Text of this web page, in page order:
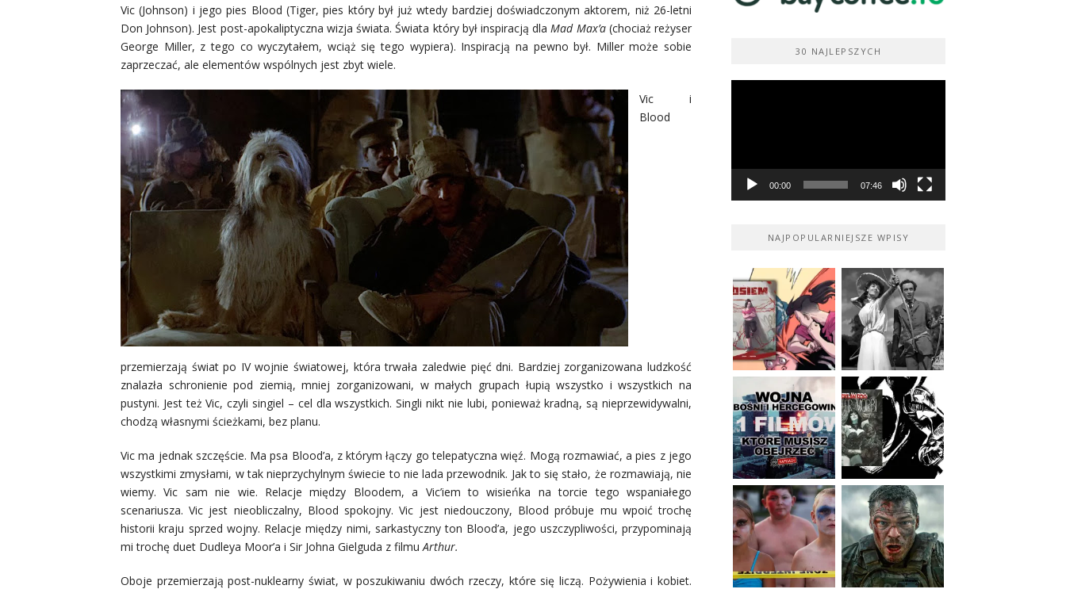
Vic (Johnson) i jego pies Blood (Tiger, pies który był już wtedy bardziej doświadczonym aktorem, niż 26-letni
Don Johnson). Jest post-apokaliptyczna wizja świata. Świata który był inspiracją dlaMad Max’a (chociaż reżyser
George Miller, z tego co wyczytałem, wciąż się tego wypiera). Inspiracją na pewno był. Miller może sobie
zaprzeczać, ale elementów wspólnych jest zbyt wiele.
Vic i
Blood
przemierzają świat po IV wojnie światowej, która trwała zaledwie pięć dni. Bardziej zorganizowana ludzkość
znalazła schronienie pod ziemią, mniej zorganizowani, w małych grupach łupią wszystko i wszystkich na
pustyni. Jest też Vic, czyli singiel – cel dla wszystkich. Singli nikt nie lubi, ponieważ kradną, są nieprzewidywalni,
chodzą własnymi ścieżkami, bez planu.
Vic ma jednak szczęście. Ma psa Blood’a, z którym łączy go telepatyczna więź. Mogą rozmawiać, a pies z jego
wszystkimi zmysłami, w tak nieprzychylnym świecie to nie lada przewodnik. Jak to się stało, że rozmawiają, nie
wiemy. Vic sam nie wie. Relacje między Bloodem, a Vic’iem to wisieńka na torcie tego wspaniałego
scenariusza. Vic jest nieobliczalny, Blood spokojny. Vic jest niedouczony, Blood próbuje mu wpoić trochę
historii kraju sprzed wojny. Relacje między nimi, sarkastyczny ton Blood’a, jego uszczypliwości, przypominają
mi trochę duet Dudleya Moor’a i Sir Johna Gielguda z filmuArthur.
Oboje przemierzają post-nuklearny świat, w poszukiwaniu dwóch rzeczy, które się liczą. Pożywienia i kobiet.
30 NAJLEPSZYCH
00:00 07:46
NAJPOPULARNIEJSZE WPISY